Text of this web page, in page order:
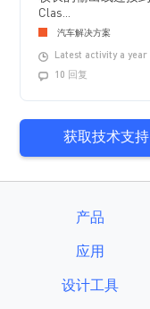
Clas...
汽车解决方案
Latest activity a year
10 回复
获取技术支持
产品
应用
设计工具